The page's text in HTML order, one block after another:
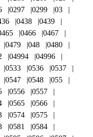
0297 0299
03
0438
0439
0466
0467
0479 048
0480
04994
04996
0533 0536
0537
0547 0548
055
0556
0557
0565
0566
0574
0575
0581
0584